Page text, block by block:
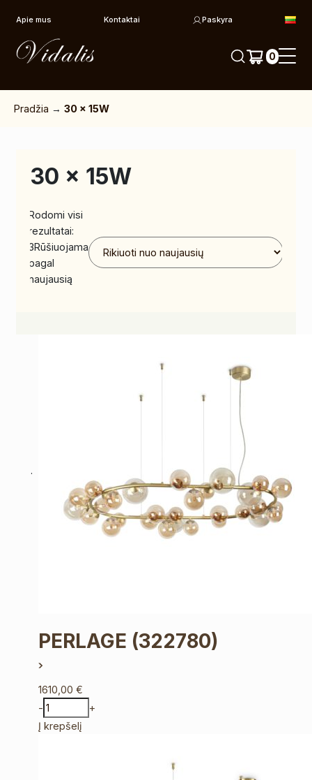
Apie mus Kontaktai Paskyra
0
Pradžia →30 x 15W
30 x 15W
Rodomi visi
rezultatai:
3Rūšiuojama
pagal
naujausią
PERLAGE (322780)
1610,00€
-
+
Į krepšelį